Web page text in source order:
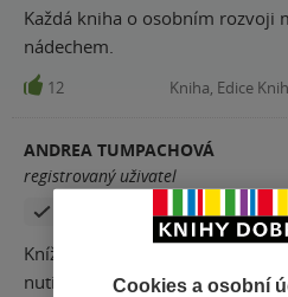
Každá kniha o osobním rozvoji
nádechem.
12 Kniha, Edice
ANDREA TUMPACHOVÁ
registrovaný uživatel
Zakoupil produkt
Knížka se m četla poměrně
nutilo k zamyšlení.Cookies a osobní